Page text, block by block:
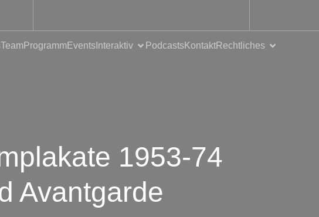
Team Programm Events Interaktiv PodcastsKontaktRechtliches
1953-74
Avantgarde